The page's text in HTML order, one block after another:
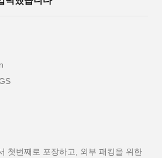
첫번째로 포장하고, 외부 패킹을 위한